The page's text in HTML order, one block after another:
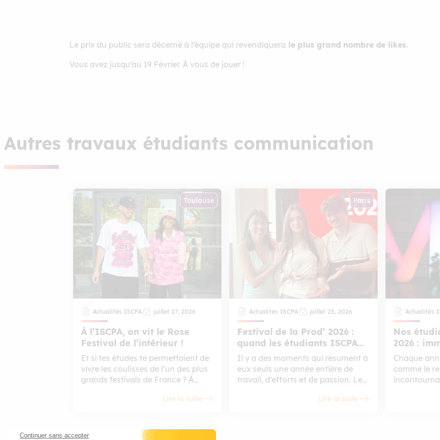
Le prix du public sera décerné à l’équipe qui revendiquera le plus grand nombre de likes.
Vous avez jusqu’au 19 Février. À vous de jouer !
Autres travaux étudiants communication
Toulouse
Actualités ISCPA juillet 27, 2026
À l’ISCPA, on vit le Rose
Festival de l’intérieur !
Et si tes études te permettaient de
vivre les coulisses de l’un des plus
grands festivals de France ? À
Grâce au partenariat entre le
Festival, nos étudiants ont
Lire la suite
Paris
Actualités ISCPA juillet 23, 2026
Festival de la Prod’ 2026 :
quand les étudiants ISCPA
s’emparent du grand écran
Il y a des moments qui résument à
eux seuls une année entière de
travail, d’efforts et de passion. Le
Rendez-vous incontournable de la
Lire la suite
Actualités
Nos
2026 :
Chaque
comme le
artificielle
Continuer sans accepter